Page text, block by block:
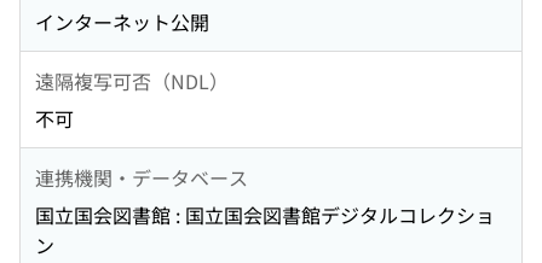
インターネット公開
遠隔複写可否（NDL）
不可
連携機関・データベース
国立国会図書館 : 国立国会図書館デジタルコレクショ
ン